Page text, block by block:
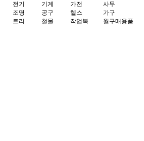
전기
조명
트리
기계
공구
철물
가전
헬스
작업복
사무
가구
월구매용품